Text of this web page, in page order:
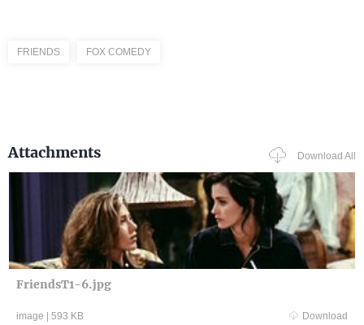
FRIENDS FOX COMEDY
Attachments Download All
FriendsT1-6.jpg
image 593 KB Download